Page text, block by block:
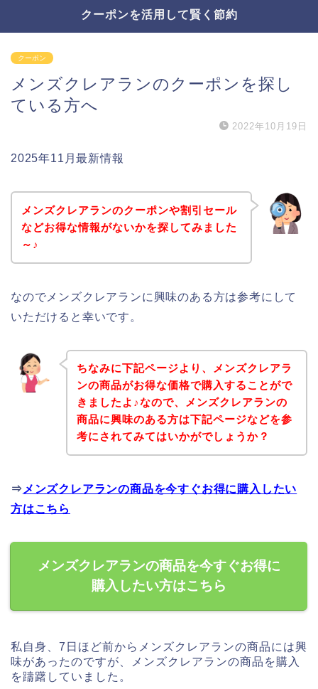
クーポンを活用して賢く節約
クーポン
メンズクレアランのクーポンを探し
ている方へ
2022年10月19日
2025年11月最新情報
メンズクレアランのクーポンや割引セール
などお得な情報がないかを探してみました
～♪
なのでメンズクレアランに興味のある方は参考にして
いただけると幸いです。
ちなみに下記ページより、メンズクレアラ
ンの商品がお得な価格で購入することがで
きましたよ♪なので、メンズクレアランの
商品に興味のある方は下記ページなどを参
考にされてみてはいかがでしょうか？
⇒ メンズクレアランの商品を今すぐお得に購入したい
方はこちら
メンズクレアランの商品を今すぐお得に
購入したい方はこちら
私自身、7日ほど前からメンズクレアランの商品には興
味があったのですが、メンズクレアランの商品を購入
を躊躇していました。